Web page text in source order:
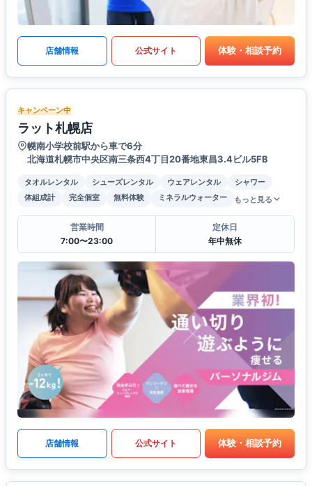
店舗情報 公式サイト 体験・相談予約
キャンペーン中
ラット札幌店
幌南小学校前駅から車で6分
北海道札幌市中央区南三条西4丁目20番地東昌3.4ビル5FB
タオルレンタル シューズレンタル ウェアレンタル
シャワー
体組成計
完全個室 無料体験 ミネラルウォーター もっと見る
営業時間
7:00〜23:00
定休日
年中無休
店舗情報 公式サイト 体験・相談予約